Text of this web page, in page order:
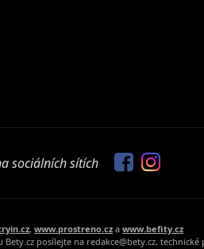
sociálních sítích
, www.prostreno.cz a www.befity.cz
posílejte na redakce@bety.cz,